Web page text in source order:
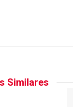
Similares